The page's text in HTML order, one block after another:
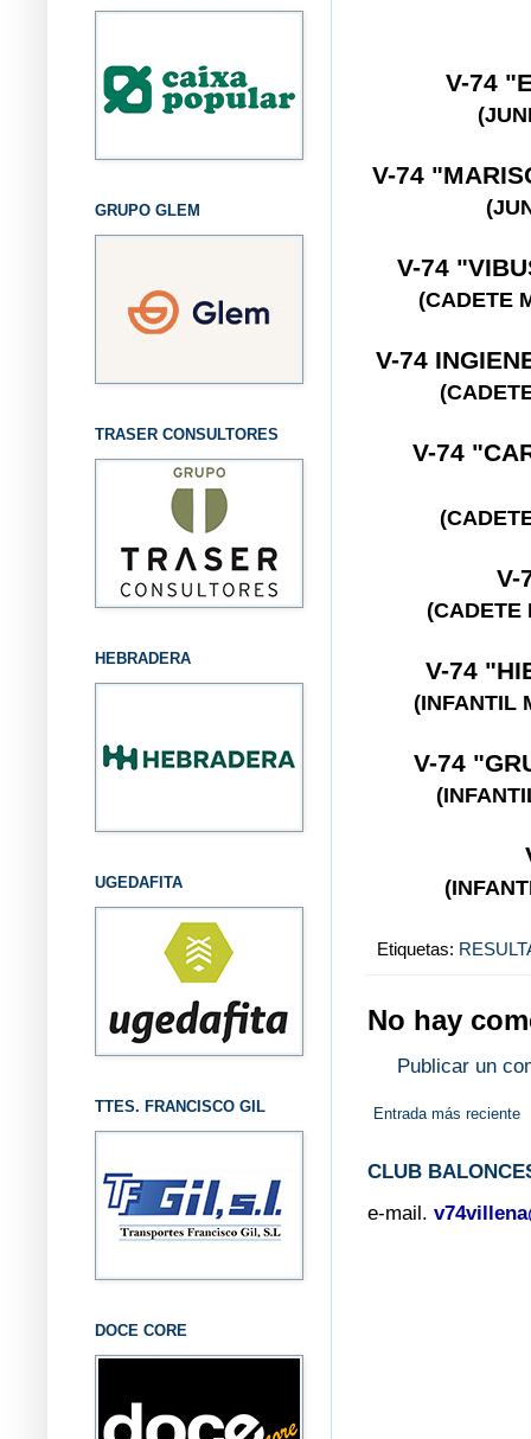
V-74
V-74
V-74
(CADETE
V-74
V-74
V-
(CADETE
V-74
(INFANTIL
V-74
Etiquetas:
No hay
Publicar un
Entrada más reciente
CLUB
e-mail.
GRUPO GLEM
TRASER CONSULTORES
HEBRADERA
UGEDAFITA
TTES. FRANCISCO GIL
DOCE CORE